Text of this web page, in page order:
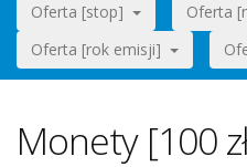
Oferta [stop]
Oferta
Oferta [rok emisji]
Monety [100